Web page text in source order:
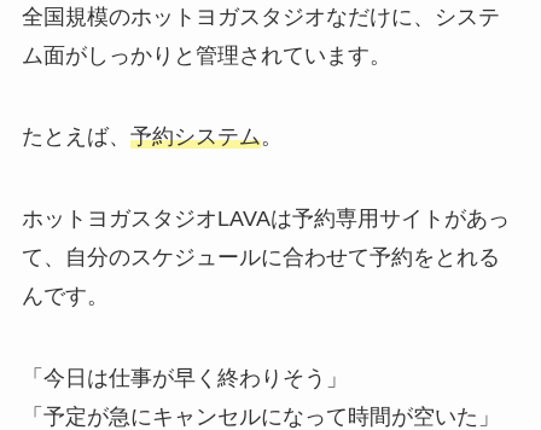
全国規模のホットヨガスタジオなだけに、システ
ム面がしっかりと管理されています。
たとえば、 予約システム。
ホットヨガスタジオLAVAは予約専用サイトがあっ
て、自分のスケジュールに合わせて予約をとれる
んです。
「今日は仕事が早く終わりそう」
「予定が急にキャンセルになって時間が空いた」